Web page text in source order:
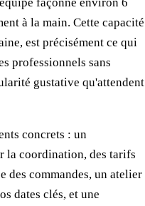
à la main. Cette capacité
est précisément ce qui
professionnels sans
gustative qu'attendent
concrets : un
coordination, des tarifs
des commandes, un atelier
dates clés, et une